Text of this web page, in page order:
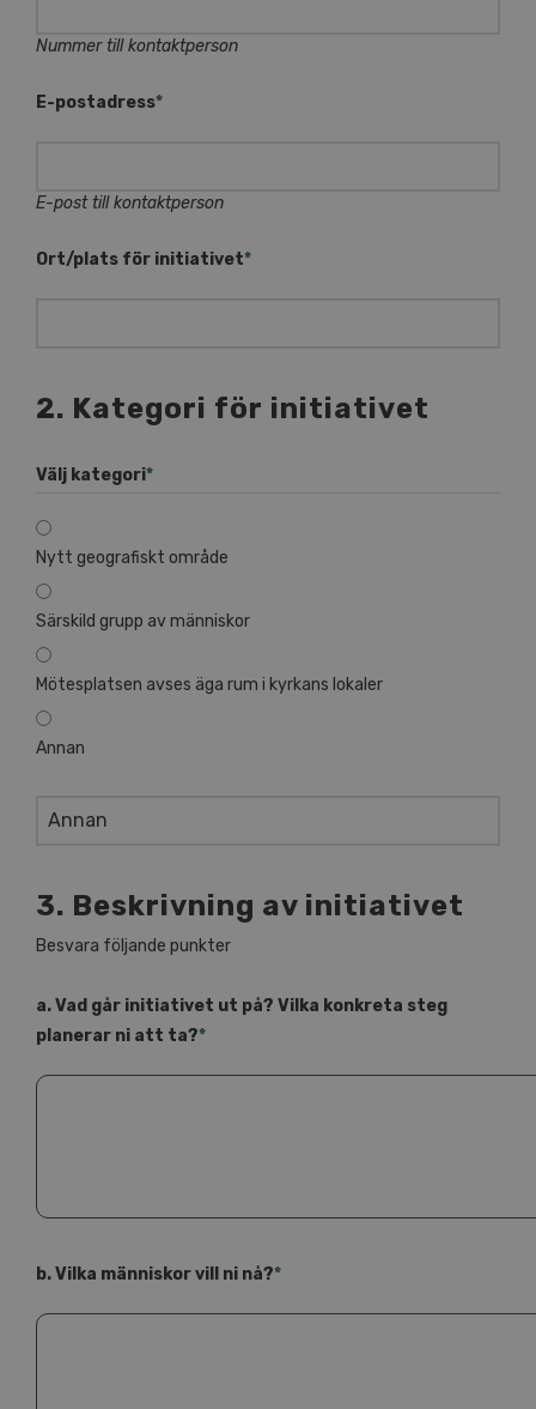
Nummer till kontaktperson
E-postadress*
E-post till kontaktperson
Ort/plats för initiativet*
2. Kategori för initiativet
Välj kategori*
Nytt geografiskt område
Särskild grupp av människor
Mötesplatsen avses äga rum i kyrkans lokaler
Annan
3. Beskrivning av initiativet
Besvara följande punkter
a. Vad går initiativet ut på? Vilka konkreta steg
planerar ni att ta?*
b. Vilka människor vill ni nå?*